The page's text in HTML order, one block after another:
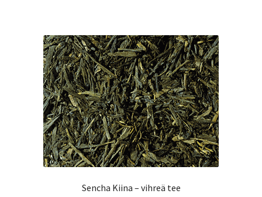
Voit
tehdä
valinnat
tuotteen
sivulla.
Sencha Kiina – vihreä tee